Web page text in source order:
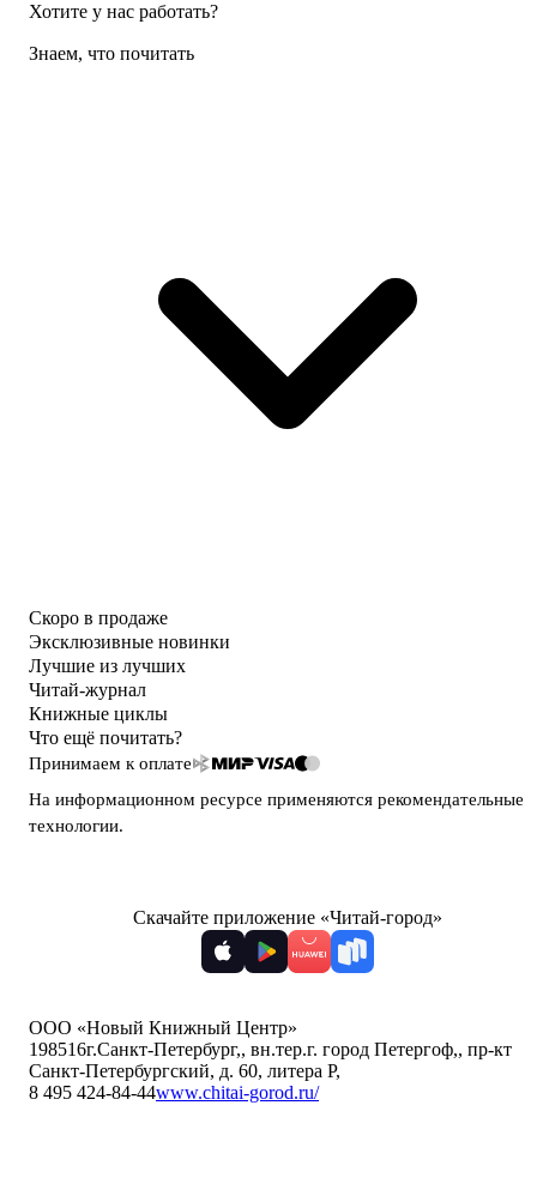
Хотите у нас работать?
Знаем, что почитать
Скоро в продаже
Эксклюзивные новинки
Лучшие из лучших
Читай-журнал
Книжные циклы
Что ещё почитать?
Принимаем к оплате
На информационном ресурсе применяются рекомендательные
технологии.
Скачайте приложение «Читай-город»
ООО «Новый Книжный Центр»
198516г.Санкт-Петербург,, вн.тер.г. город Петергоф,, пр-кт
Санкт-Петербургский, д. 60, литера Р,
8 495 424-84-44www.chitai-gorod.ru/